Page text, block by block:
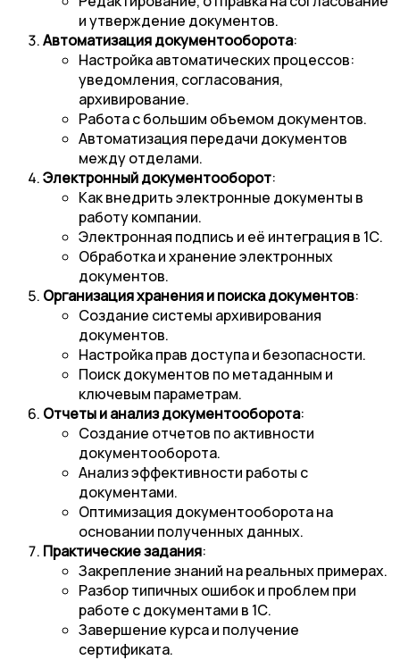
и утверждение документов.
Автоматизация документооборота:
Настройка автоматических процессов:
уведомления, согласования,
архивирование.
Работа с большим объемом документов.
Автоматизация передачи документов
между отделами.
Электронный документооборот:
Как внедрить электронные документы в
работу компании.
Электронная подпись и её интеграция в 1С.
Обработка и хранение электронных
документов.
Организация хранения и поиска документов:
Создание системы архивирования
документов.
Настройка прав доступа и безопасности.
Поиск документов по метаданным и
ключевым параметрам.
Отчеты и анализ документооборота:
Создание отчетов по активности
документооборота.
Анализ эффективности работы с
документами.
Оптимизация документооборота на
основании полученных данных.
Практические задания:
Закрепление знаний на реальных примерах.
Разбор типичных ошибок и проблем при
работе с документами в 1С.
Завершение курса и получение
сертификата.